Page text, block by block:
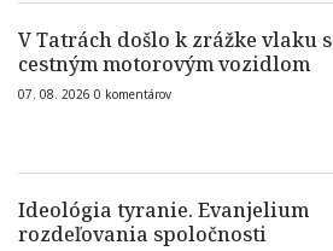
V Tatrách došlo k zrážke vlaku s
cestným motorovým vozidlom
07. 08. 2026 0 komentárov
Ideológia tyranie. Evanjelium
rozdeľovania spoločnosti